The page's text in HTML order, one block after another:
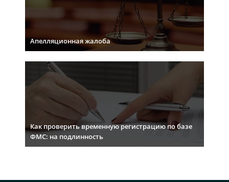
Апелляционная жалоба
Как проверить временную регистрацию по базе
ФМС: на подлинность